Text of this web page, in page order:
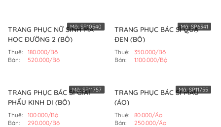
TRANG PHỤC NỮ SINH MA
HỌC ĐƯỜNG 2 (BỘ)
Thuê:
180.000/Bộ
Bán:
520.000/Bộ
Mã:SP10540
TRANG PHỤC BÁC SĨ QUẠ
ĐEN (BỘ)
Thuê:
350.000/Bộ
Bán:
1.100.000/Bộ
Mã:SP6341
TRANG PHỤC BÁC SĨ GIẢI
PHẨU KINH DỊ (BỘ)
Thuê:
100.000/Bộ
Bán:
290.000/Bộ
Mã: SP11757
TRANG PHỤC BÁC SĨ MÁU
(ÁO)
Thuê:
80.000/Áo
Bán:
250.000/Áo
Mã:SP11755